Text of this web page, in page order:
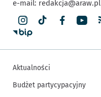
e-mail: redakcja@araw.pl
Aktualności
Budżet partycypacyjny